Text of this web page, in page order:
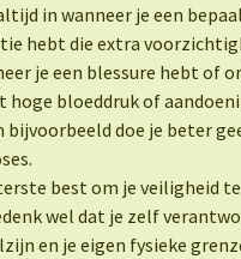
in wanneer je een
hebt die extra
je een blessure hebt of
hoge bloeddruk of
bijvoorbeeld doe je beter
best om je veiligheid te
wel dat je zelf
en je eigen fysieke